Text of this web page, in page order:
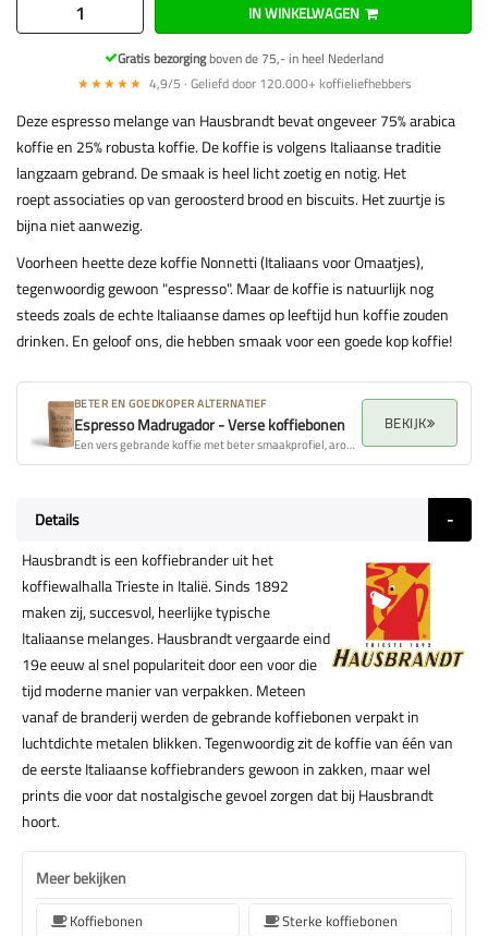
IN WINKELWAGEN
Gratis bezorgingboven de 75,- in heel Nederland
★★★★★ 4,9/5 · Geliefd door 120.000+ koffieliefhebbers
Deze espresso melange van Hausbrandt bevat ongeveer 75% arabica
koffie en 25% robusta koffie. De koffie is volgens Italiaanse traditie
langzaam gebrand. De smaak is heel licht zoetig en notig. Het
roept associaties op van geroosterd brood en biscuits. Het zuurtje is
bijna niet aanwezig.
Voorheen heette deze koffie Nonnetti (Italiaans voor Omaatjes),
tegenwoordig gewoon "espresso". Maar de koffie is natuurlijk nog
steeds zoals de echte Italiaanse dames op leeftijd hun koffie zouden
drinken. En geloof ons, die hebben smaak voor een goede kop koffie!
BETER EN GOEDKOPER ALTERNATIEF
Espresso Madrugador - Verse koffiebonen
Een vers gebrande koffie met beter smaakprofiel, aroma en algehele kwaliteit.
BEKIJK
Details
Hausbrandt is een koffiebrander uit het
koffiewalhalla Trieste in Italië. Sinds 1892
maken zij, succesvol, heerlijke typische
Italiaanse melanges. Hausbrandt vergaarde eind
19e eeuw al snel populariteit door een voor die
tijd moderne manier van verpakken. Meteen
vanaf de branderij werden de gebrande koffiebonen verpakt in
luchtdichte metalen blikken. Tegenwoordig zit de koffie van één van
de eerste Italiaanse koffiebranders gewoon in zakken, maar wel
prints die voor dat nostalgische gevoel zorgen dat bij Hausbrandt
hoort.
Meer bekijken
Koffiebonen
Sterke koffiebonen